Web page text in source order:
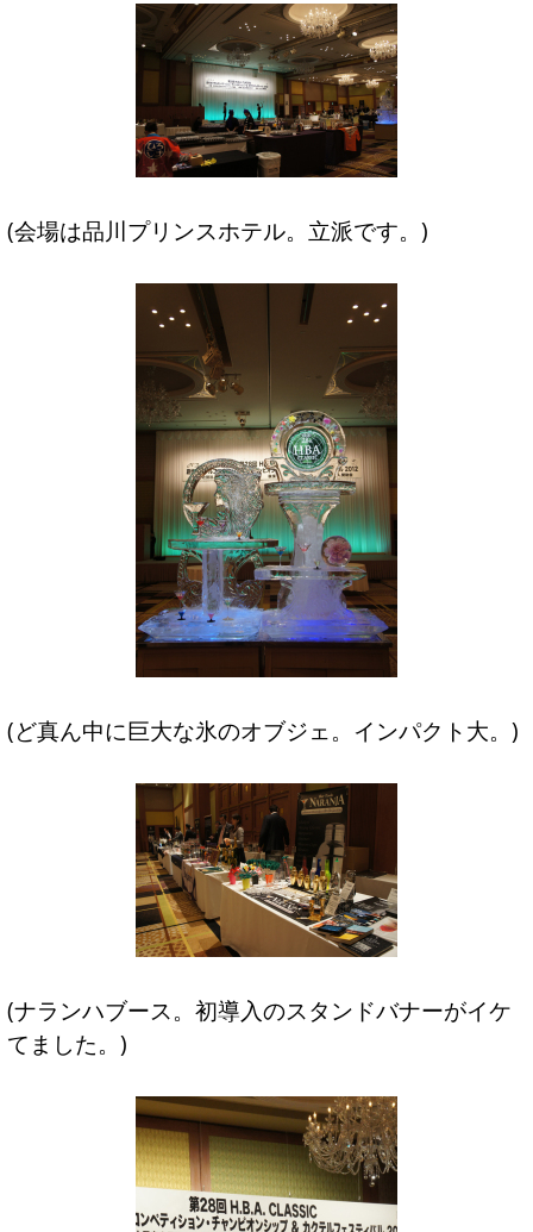
(会場は品川プリンスホテル。立派です。)
(ど真ん中に巨大な氷のオブジェ。インパクト大。)
(ナランハブース。初導入のスタンドバナーがイケ
てました。)